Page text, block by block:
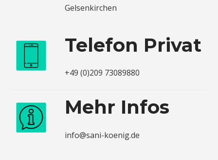
Gelsenkirchen
Telefon Privat
+49 (0)209 73089880
Mehr Infos
info@sani-koenig.de